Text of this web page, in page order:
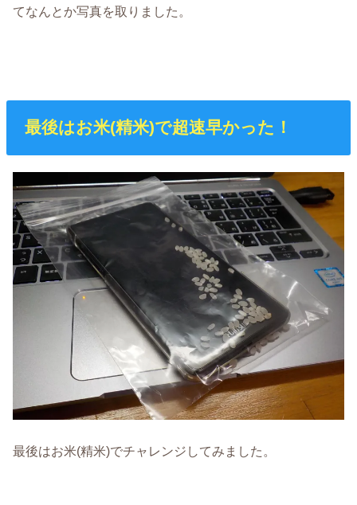
てなんとか写真を取りました。
最後はお米(精米)で超速早かった！
最後はお米(精米)でチャレンジしてみました。